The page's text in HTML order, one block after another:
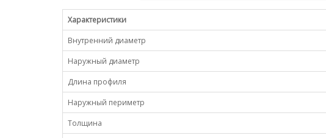
Характеристики
Внутренний диаметр
Наружный диаметр
Длина профиля
Наружный периметр
Толщина